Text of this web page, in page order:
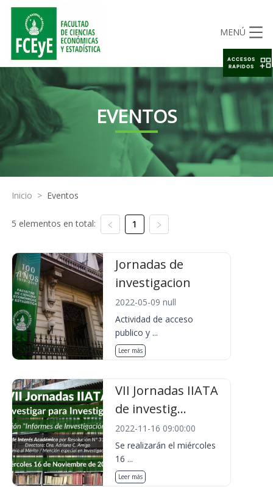
MENÚ
EVENTOS
Inicio > Eventos
5 elementos en total: 1
Jornadas de
investigacion
2022-05-09 null
Actividad de acceso
publico y ...
Leer más
VII Jornadas IIATA
de investig...
2022-11-16 09:00:00
Se realizarán el miércoles
16 ...
Leer más
ACCESOS
RAPIDOS